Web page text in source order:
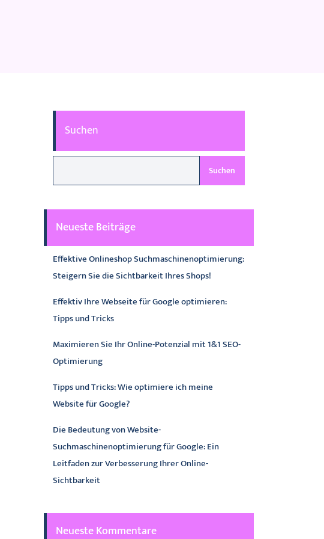
Suchen
Suchen
Neueste Beiträge
Effektive Onlineshop Suchmaschinenoptimierung:
Steigern Sie die Sichtbarkeit Ihres Shops!
Effektiv Ihre Webseite für Google optimieren:
Tipps und Tricks
Maximieren Sie Ihr Online-Potenzial mit 1&1 SEO-
Optimierung
Tipps und Tricks: Wie optimiere ich meine
Website für Google?
Die Bedeutung von Website-
Suchmaschinenoptimierung für Google: Ein
Leitfaden zur Verbesserung Ihrer Online-
Sichtbarkeit
Neueste Kommentare